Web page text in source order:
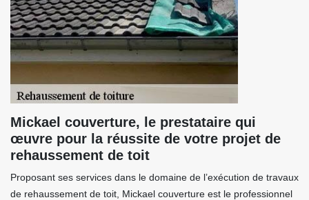
Mickael couverture, le prestataire qui
œuvre pour la réussite de votre projet de
rehaussement de toit
Proposant ses services dans le domaine de l’exécution de travaux
de rehaussement de toit, Mickael couverture est le professionnel